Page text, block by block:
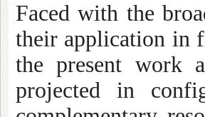
Faced with the
their application in
the present work
projected in